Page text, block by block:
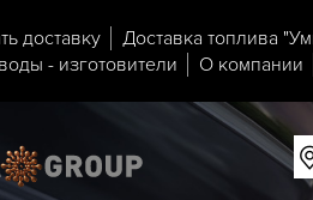
доставку Доставка топлива
- изготовители О компании